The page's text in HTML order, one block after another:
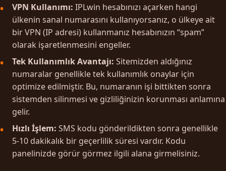
VPN Kullanımı: IPLwin hesabınızı açarken hangi
ülkenin sanal numarasını kullanıyorsanız, o ülkeye ait
bir VPN (IP adresi) kullanmanız hesabınızın “spam”
olarak işaretlenmesini engeller.
Tek Kullanımlık Avantajı: Sitemizden aldığınız
numaralar genellikle tek kullanımlık onaylar için
optimize edilmiştir. Bu, numaranın işi bittikten sonra
sistemden silinmesi ve gizliliğinizin korunması anlamına
gelir.
Hızlı İşlem: SMS kodu gönderildikten sonra genellikle
5-10 dakikalık bir geçerlilik süresi vardır. Kodu
panelinizde görür görmez ilgili alana girmelisiniz.